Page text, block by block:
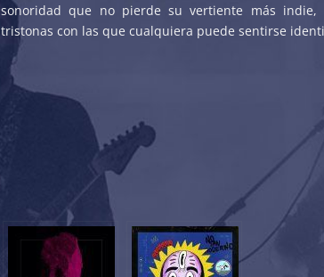
sonoridad que no pierde su vertiente más indie,
tristonas con las que cualquiera puede sentirse